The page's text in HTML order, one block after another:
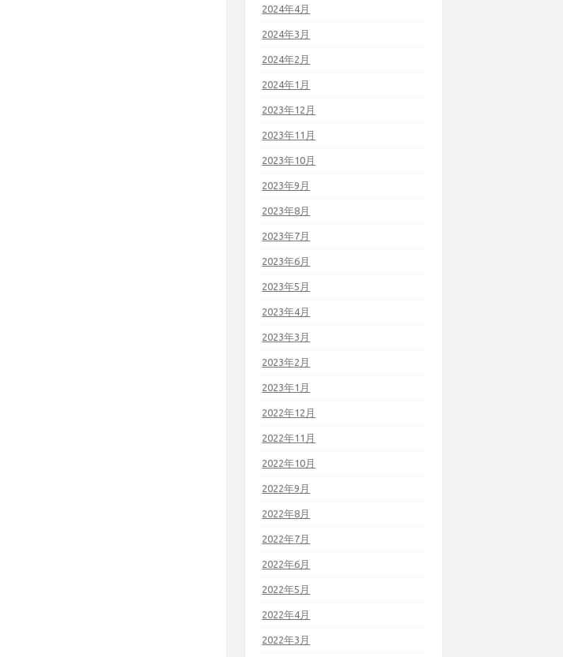
2024年4月
2024年3月
2024年2月
2024年1月
2023年12月
2023年11月
2023年10月
2023年9月
2023年8月
2023年7月
2023年6月
2023年5月
2023年4月
2023年3月
2023年2月
2023年1月
2022年12月
2022年11月
2022年10月
2022年9月
2022年8月
2022年7月
2022年6月
2022年5月
2022年4月
2022年3月